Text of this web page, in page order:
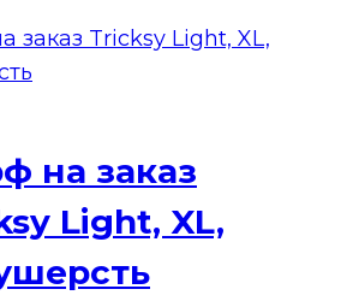
имеет
на заказ
Light, XL,